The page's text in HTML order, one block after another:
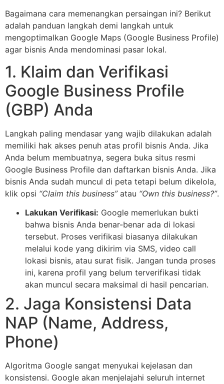
Bagaimana cara memenangkan persaingan ini? Berikut
adalah panduan langkah demi langkah untuk
mengoptimalkan Google Maps (Google Business Profile)
agar bisnis Anda mendominasi pasar lokal.
1. Klaim dan Verifikasi
Google Business Profile
(GBP) Anda
Langkah paling mendasar yang wajib dilakukan adalah
memiliki hak akses penuh atas profil bisnis Anda. Jika
Anda belum membuatnya, segera buka situs resmi
Google Business Profile dan daftarkan bisnis Anda. Jika
bisnis Anda sudah muncul di peta tetapi belum dikelola,
klik opsi “Claim this business”atau “Own this business?”.
Lakukan Verifikasi: Google memerlukan bukti
bahwa bisnis Anda benar-benar ada di lokasi
tersebut. Proses verifikasi biasanya dilakukan
melalui kode yang dikirim via SMS, video call
lokasi bisnis, atau surat fisik. Jangan tunda proses
ini, karena profil yang belum terverifikasi tidak
akan muncul secara maksimal di hasil pencarian.
2. Jaga Konsistensi Data
NAP (Name, Address,
Phone)
Algoritma Google sangat menyukai kejelasan dan
konsistensi. Google akan menjelajahi seluruh internet